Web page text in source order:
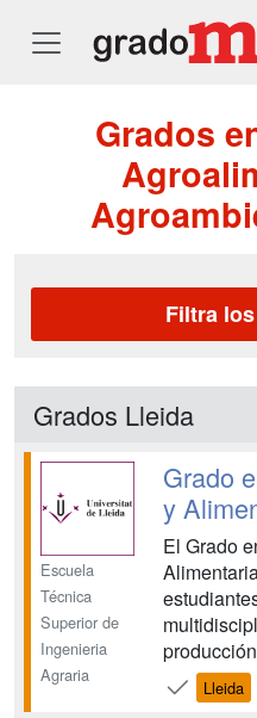
Grados
Filtra
Grados Lleida
Escuela
Técnica
Superior de
Ingenieria
Agraria
Grado
y
El Grado
la
Lleida